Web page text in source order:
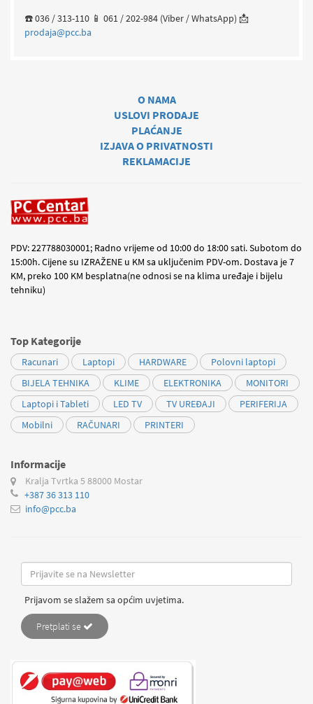
☎️ 036 / 313-110 📱 061 / 202-984 (Viber / WhatsApp) 📩
prodaja@pcc.ba
O NAMA
USLOVI PRODAJE
PLAĆANJE
IZJAVA O PRIVATNOSTI
REKLAMACIJE
PDV: 227788030001; Radno vrijeme od 10:00 do 18:00 sati. Subotom do
15:00h. Cijene su IZRAŽENE u KM sa uključenim PDV-om. Dostava je 7
KM, preko 100 KM besplatna(ne odnosi se na klima uređaje i bijelu
tehniku)
Top Kategorije
Racunari Laptopi HARDWARE
Polovni laptopi
BIJELA TEHNIKA
KLIME ELEKTRONIKA
MONITORI
Laptopi i Tableti
LED TV TV UREĐAJI
PERIFERIJA
Mobilni
RAČUNARI PRINTERI
Informacije
Kralja Tvrtka 5 88000 Mostar
+387 36 313 110
info@pcc.ba
Prijavom se slažem sa općim uvjetima.
Pretplati se